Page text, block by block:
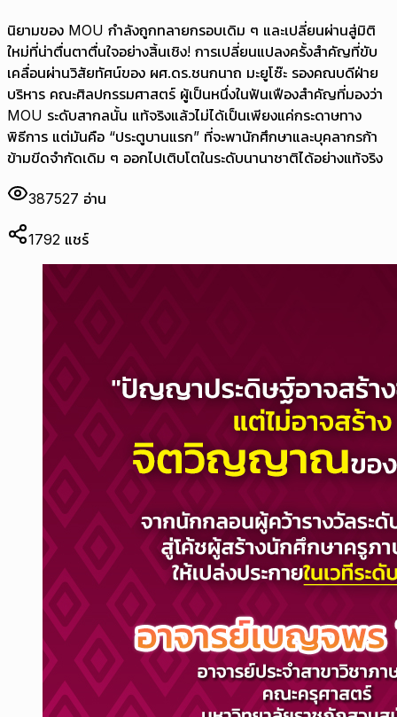
นิยามของ MOU กำลังถูกทลายกรอบเดิม ๆ และเปลี่ยนผ่านสู่มิติ
ใหม่ที่น่าตื่นตาตื่นใจอย่างสิ้นเชิง! การเปลี่ยนแปลงครั้งสำคัญที่ขับ
เคลื่อนผ่านวิสัยทัศน์ของ ผศ.ดร.ชนกนาถ มะยูโซ๊ะ รองคณบดีฝ่าย
บริหาร คณะศิลปกรรมศาสตร์ ผู้เป็นหนึ่งในฟันเฟืองสำคัญที่มองว่า
MOU ระดับสากลนั้น แท้จริงแล้วไม่ได้เป็นเพียงแค่กระดาษทาง
พิธีการ แต่มันคือ “ประตูบานแรก” ที่จะพานักศึกษาและบุคลากรก้า
ข้ามขีดจำกัดเดิม ๆ ออกไปเติบโตในระดับนานาชาติได้อย่างแท้จริง
387527 อ่าน
1792 แชร์